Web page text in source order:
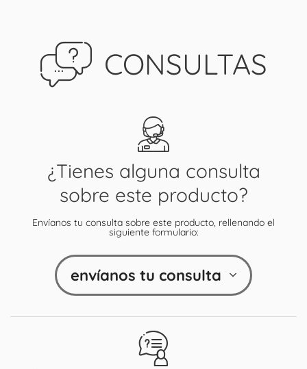
CONSULTAS
¿Tienes alguna consulta
sobre este producto?
Envíanos tu consulta sobre este producto, rellenando el
siguiente formulario:
envíanos tu consulta